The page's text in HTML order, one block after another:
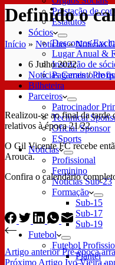
Prestação de
Estatutos
Sócios
Descontos
Lugar Anual &
Inscrição de
Pagamento de
Bilheteira
Parceiros
Patrocinador
Technical
Oficial Sponsor
ESports
Notícias
Profissional
Feminino
Notícias Sub-23
Formação
Sub-15
Sub-17
Sub-19
Futebol
Futebol
Plantel
Definido o
Início » Notícias»Notícias
6 Julho 2022
Notícias Gerais/
Realizou-se ao final da tarde
relativos à época 21/22.
O Gil Vicente FC recebe
Arouca.
Confira o calendário
Artigo anteriorPré-época
Próximo Artigo Ivo Vieira